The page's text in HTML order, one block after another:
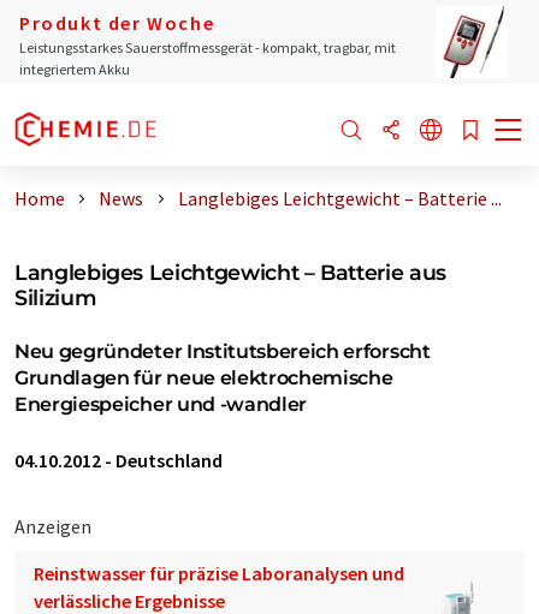
Produkt der Woche
Leistungsstarkes Sauerstoffmessgerät - kompakt, tragbar, mit
integriertem Akku
Home News Langlebiges Leichtgewicht – Batterie ...
Langlebiges Leichtgewicht – Batterie aus
Silizium
Neu gegründeter Institutsbereich erforscht
Grundlagen für neue elektrochemische
Energiespeicher und -wandler
04.10.2012 - Deutschland
Anzeigen
Reinstwasser für präzise Laboranalysen und
verlässliche Ergebnisse